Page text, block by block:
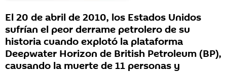
El 20 de abril de 2010, los Estados Unidos
sufrían el peor derrame petrolero de su
historia cuando explotó la plataforma
Deepwater Horizon de British Petroleum (BP),
causando la muerte de 11 personas y